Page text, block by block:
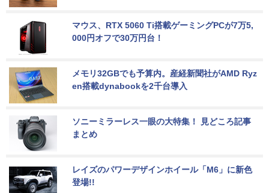
マウス、RTX 5060 Ti搭載ゲーミングPCが7万5,
000円オフで30万円台！
メモリ32GBでも予算内。産経新聞社がAMD Ryz
en搭載dynabookを2千台導入
ソニーミラーレス一眼の大特集！ 見どころ記事
まとめ
レイズのパワーデザインホイール「M6」に新色
登場!!